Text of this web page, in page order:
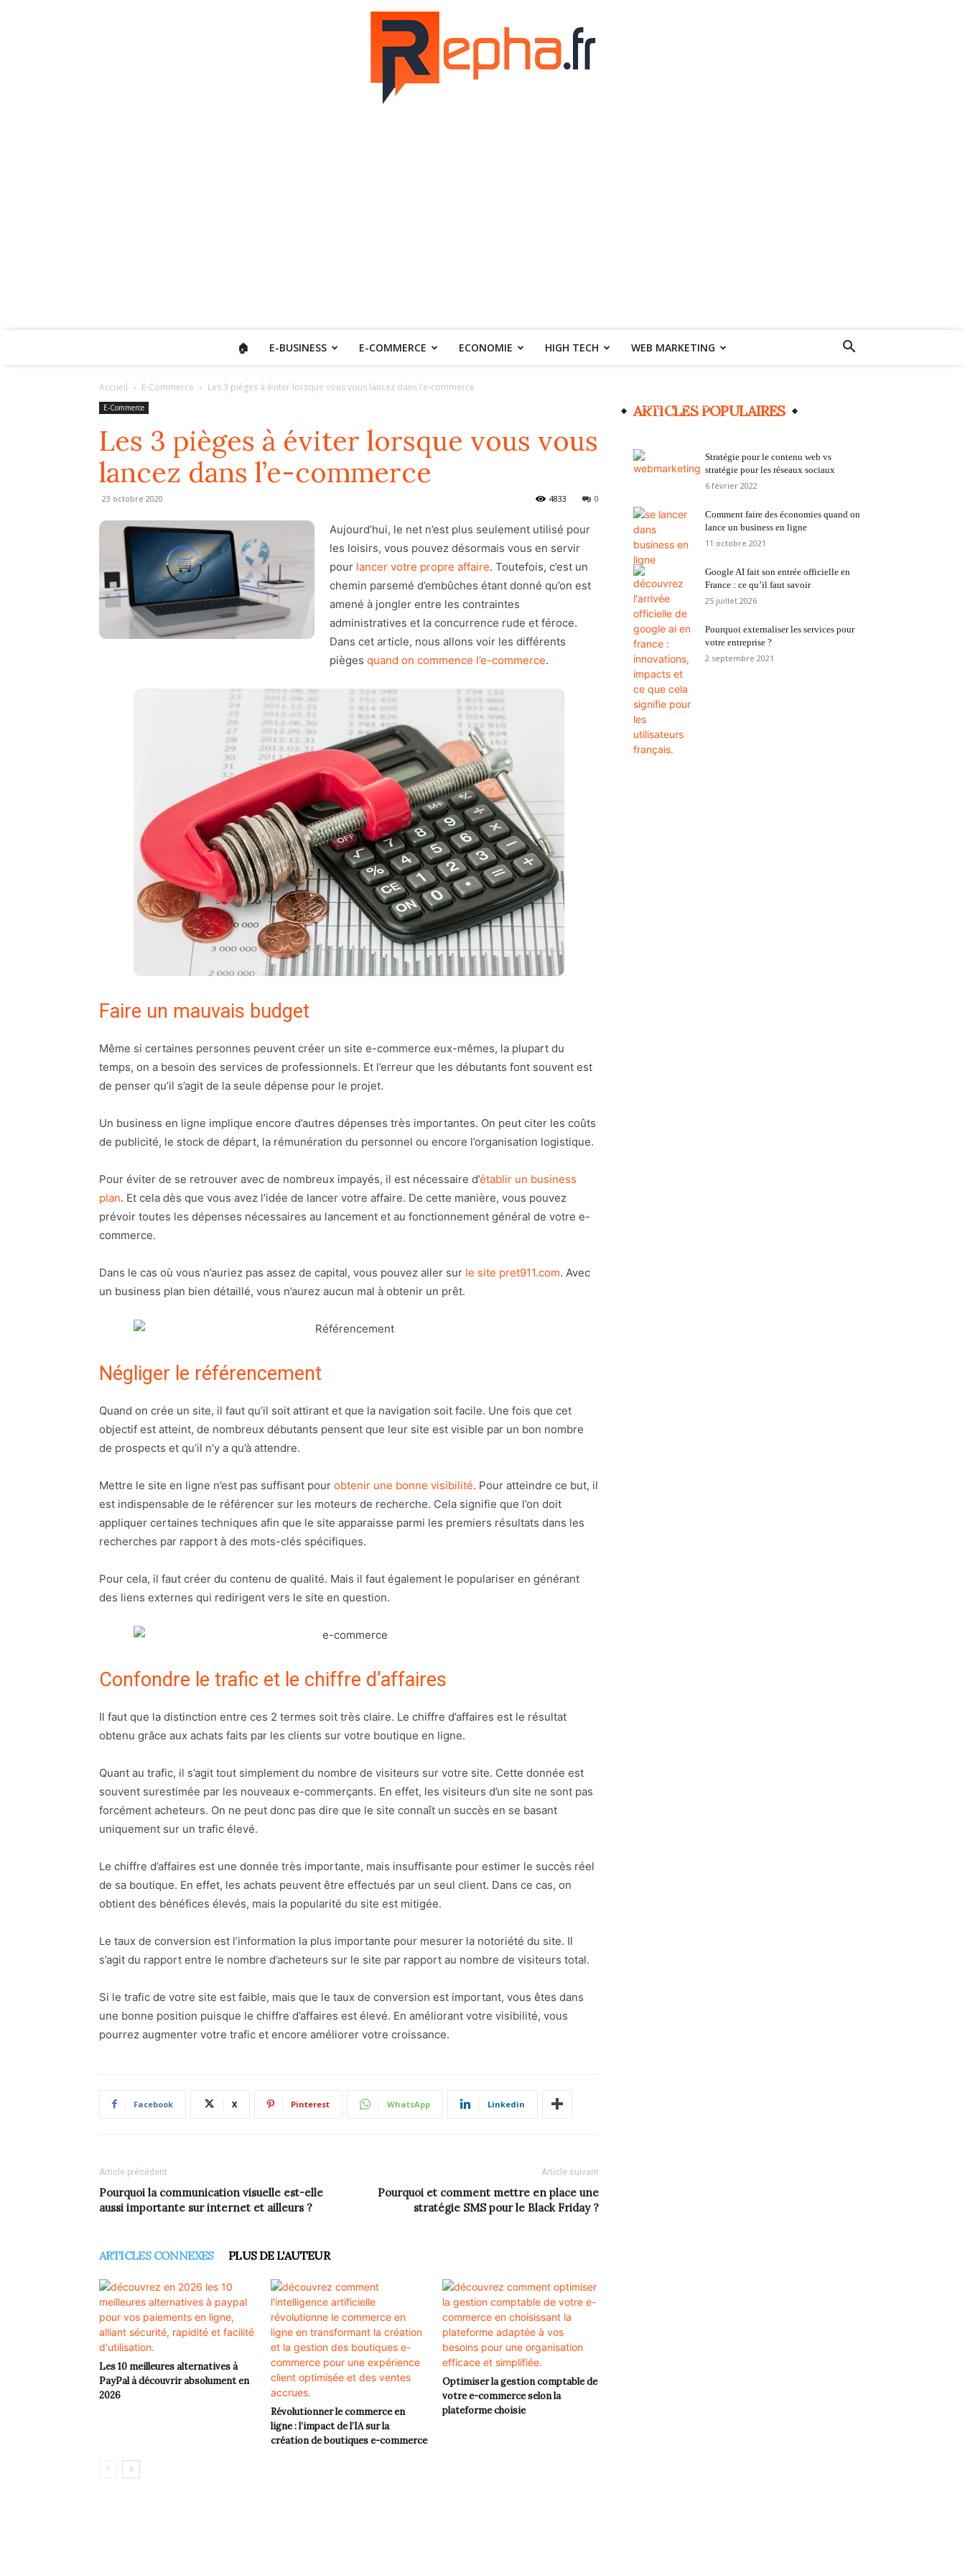
🏠 E-BUSINESS E-COMMERCE ECONOMIE HIGH TECH WEB MARKETING
Accueil E-Commerce Les 3 pièges à éviter lorsque vous vous lancez dans l’e-commerce
E-Commerce
Les 3 pièges à éviter lorsque vous vous
lancez dans l’e-commerce
23 octobre 2020 0
4833
Aujourd’hui, le net n’est plus seulement utilisé pour
les loisirs, vous pouvez désormais vous en servir
pour lancer votre propre affaire. Toutefois, c’est un
chemin parsemé d’embûches étant donné qu’on est
amené à jongler entre les contraintes
administratives et la concurrence rude et féroce.
Dans cet article, nous allons voir les différents
pièges quand on commence l’e-commerce.
Faire un mauvais budget
Même si certaines personnes peuvent créer un site e-commerce eux-mêmes, la plupart du
temps, on a besoin des services de professionnels. Et l’erreur que les débutants font souvent est
de penser qu’il s’agit de la seule dépense pour le projet.
Un business en ligne implique encore d’autres dépenses très importantes. On peut citer les coûts
de publicité, le stock de départ, la rémunération du personnel ou encore l’organisation logistique.
Pour éviter de se retrouver avec de nombreux impayés, il est nécessaire d’établir un business
plan. Et cela dès que vous avez l’idée de lancer votre affaire. De cette manière, vous pouvez
prévoir toutes les dépenses nécessaires au lancement et au fonctionnement général de votre e-
commerce.
Dans le cas où vous n’auriez pas assez de capital, vous pouvez aller sur le site pret911.com. Avec
un business plan bien détaillé, vous n’aurez aucun mal à obtenir un prêt.
Négliger le référencement
Quand on crée un site, il faut qu’il soit attirant et que la navigation soit facile. Une fois que cet
objectif est atteint, de nombreux débutants pensent que leur site est visible par un bon nombre
de prospects et qu’il n’y a qu’à attendre.
Mettre le site en ligne n’est pas suffisant pour obtenir une bonne visibilité. Pour atteindre ce but, il
est indispensable de le référencer sur les moteurs de recherche. Cela signifie que l’on doit
appliquer certaines techniques afin que le site apparaisse parmi les premiers résultats dans les
recherches par rapport à des mots-clés spécifiques.
Pour cela, il faut créer du contenu de qualité. Mais il faut également le populariser en générant
des liens externes qui redirigent vers le site en question.
Confondre le trafic et le chiffre d’affaires
Il faut que la distinction entre ces 2 termes soit très claire. Le chiffre d’affaires est le résultat
obtenu grâce aux achats faits par les clients sur votre boutique en ligne.
Quant au trafic, il s’agit tout simplement du nombre de visiteurs sur votre site. Cette donnée est
souvent surestimée par les nouveaux e-commerçants. En effet, les visiteurs d’un site ne sont pas
forcément acheteurs. On ne peut donc pas dire que le site connaît un succès en se basant
uniquement sur un trafic élevé.
Le chiffre d’affaires est une donnée très importante, mais insuffisante pour estimer le succès réel
de sa boutique. En effet, les achats peuvent être effectués par un seul client. Dans ce cas, on
obtient des bénéfices élevés, mais la popularité du site est mitigée.
Le taux de conversion est l’information la plus importante pour mesurer la notoriété du site. Il
s’agit du rapport entre le nombre d’acheteurs sur le site par rapport au nombre de visiteurs total.
Si le trafic de votre site est faible, mais que le taux de conversion est important, vous êtes dans
une bonne position puisque le chiffre d’affaires est élevé. En améliorant votre visibilité, vous
pourrez augmenter votre trafic et encore améliorer votre croissance.
Facebook X Pinterest WhatsApp Linkedin
Article précédent
Pourquoi la communication visuelle est-elle
aussi importante sur internet et ailleurs ?
Article suivant
Pourquoi et comment mettre en place une
stratégie SMS pour le Black Friday ?
ARTICLES CONNEXES PLUS DE L'AUTEUR
Les 10 meilleures alternatives à
PayPal à découvrir absolument en
2026
Révolutionner le commerce en
ligne : l’impact de l’IA sur la
création de boutiques e-commerce
Optimiser la gestion comptable de
votre e-commerce selon la
plateforme choisie
ARTICLES POPULAIRES
salles de sport
Stratégie pour le contenu web vs
stratégie pour les réseaux sociaux
6 février 2022
Comment faire des économies quand on
lance un business en ligne
11 octobre 2021
Google AI fait son entrée officielle en
France : ce qu’il faut savoir
25 juillet 2026
Pourquoi externaliser les services pour
votre entreprise ?
2 septembre 2021